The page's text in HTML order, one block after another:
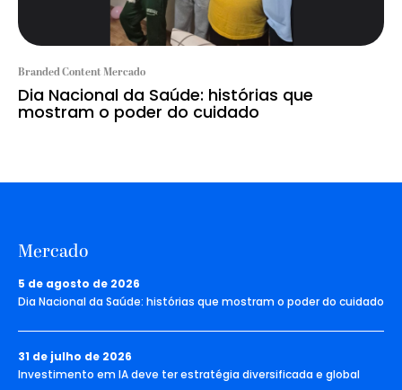
Branded Content Mercado
Dia Nacional da Saúde: histórias que
mostram o poder do cuidado
Mercado
5 de agosto de 2026
Dia Nacional da Saúde: histórias que mostram o poder do cuidado
31 de julho de 2026
Investimento em IA deve ter estratégia diversificada e global